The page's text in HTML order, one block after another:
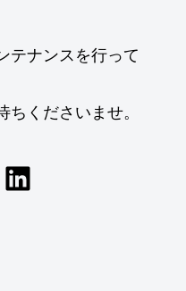
テナンスを行って
くださいませ。
LinkedIn